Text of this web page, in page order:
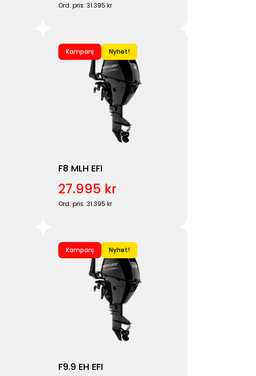
Ord. pris: 31.395 kr
Kampanj Nyhet!
F8 MLH EFI
27.995 kr
Ord. pris: 31.395 kr
Kampanj Nyhet!
F9.9 EH EFI